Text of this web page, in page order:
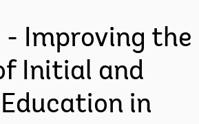
- Improving the
Initial and
in